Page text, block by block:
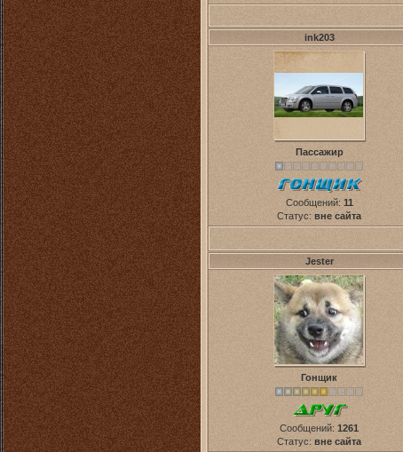
ink203
Пассажир
Сообщений: 11
Статус: вне сайта
Jester
Гонщик
Сообщений: 1261
Статус: вне сайта